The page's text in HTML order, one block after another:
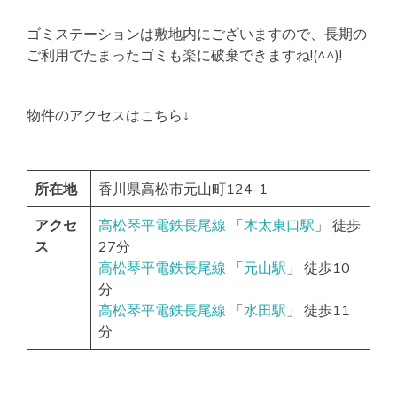
ゴミステーションは敷地内にございますので、長期の
ご利用でたまったゴミも楽に破棄できますね!(^^)!
物件のアクセスはこちら↓
所在地 香川県高松市元山町124-1
アクセ
ス
高松琴平電鉄長尾線 「木太東口駅 」 徒歩
27分
高松琴平電鉄長尾線 「元山駅 」 徒歩10
分
高松琴平電鉄長尾線 「水田駅 」 徒歩11
分